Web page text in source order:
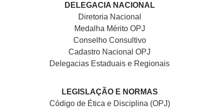
DELEGACIA NACIONAL
Diretoria Nacional
Medalha Mérito OPJ
Conselho Consultivo
Cadastro Nacional OPJ
Delegacias Estaduais e Regionais
LEGISLAÇÃO E NORMAS
Código de Ética e Disciplina (OPJ)